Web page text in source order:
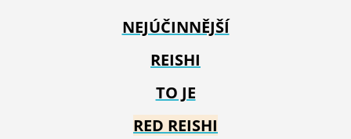
NEJÚČINNĚJŠÍ
REISHI
TO JE
RED REISHI